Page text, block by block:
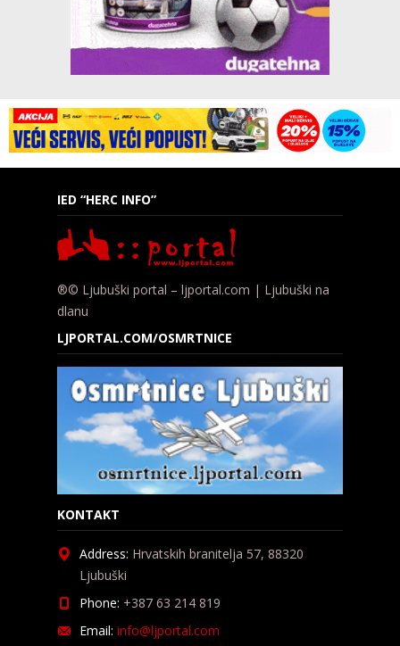
IED “HERC INFO”
®© Ljubuški portal – ljportal.com | Ljubuški na
dlanu
LJPORTAL.COM/OSMRTNICE
KONTAKT
Address: Hrvatskih branitelja 57, 88320
Ljubuški
Phone: +387 63 214 819
Email: info@ljportal.com